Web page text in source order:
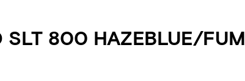
SLT 800 HAZEBLUE/